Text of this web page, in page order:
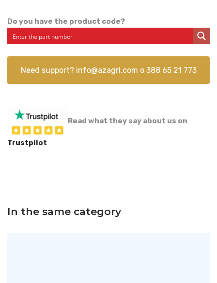
Do you have the product code?
Need support? info@azagri.com o 388 65 21 773
Read what they say about us on
Trustpilot
In the same category